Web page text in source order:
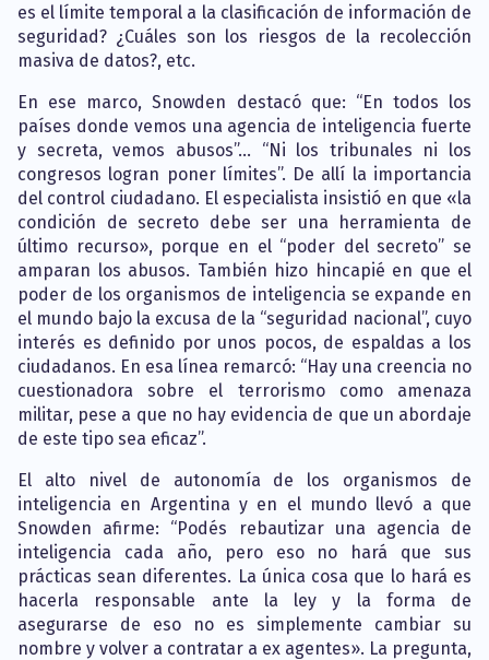
es el límite temporal a la clasificación de información de
seguridad? ¿Cuáles son los riesgos de la recolección
masiva de datos?, etc.
En ese marco, Snowden destacó que: “En todos los
países donde vemos una agencia de inteligencia fuerte
y secreta, vemos abusos”… “Ni los tribunales ni los
congresos logran poner límites”. De allí la importancia
del control ciudadano. El especialista insistió en que «la
condición de secreto debe ser una herramienta de
último recurso», porque en el “poder del secreto” se
amparan los abusos. También hizo hincapié en que el
poder de los organismos de inteligencia se expande en
el mundo bajo la excusa de la “seguridad nacional”, cuyo
interés es definido por unos pocos, de espaldas a los
ciudadanos. En esa línea remarcó: “Hay una creencia no
cuestionadora sobre el terrorismo como amenaza
militar, pese a que no hay evidencia de que un abordaje
de este tipo sea eficaz”.
El alto nivel de autonomía de los organismos de
inteligencia en Argentina y en el mundo llevó a que
Snowden afirme: “Podés rebautizar una agencia de
inteligencia cada año, pero eso no hará que sus
prácticas sean diferentes. La única cosa que lo hará es
hacerla responsable ante la ley y la forma de
asegurarse de eso no es simplemente cambiar su
nombre y volver a contratar a ex agentes». La pregunta,